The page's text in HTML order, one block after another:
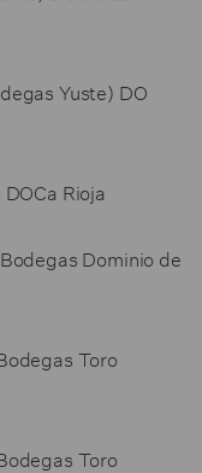
Yuste) DO
Rioja
Dominio de
Toro
Toro